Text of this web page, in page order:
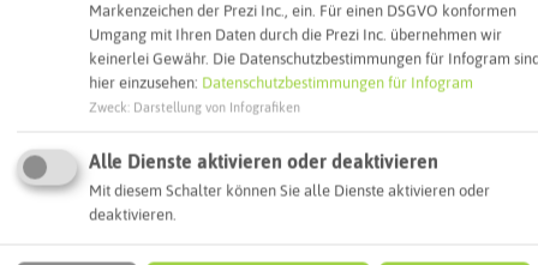
Routenplanung zum Ziel:
ÖPNV-Route finden
Autoroute finden
Markenzeichen der Prezi Inc., ein. Für einen DSGVO konformen
Umgang mit Ihren Daten durch die Prezi Inc. übernehmen wir
keinerlei Gewähr. Die Datenschutzbestimmungen für Infogram
hier einzusehen: Datenschutzbestimmungen für Infogram
Zweck Darstellung von Infografiken
Alle Dienste aktivieren oder deaktivieren
Mit diesem Schalter können Sie alle Dienste aktivieren oder
deaktivieren.